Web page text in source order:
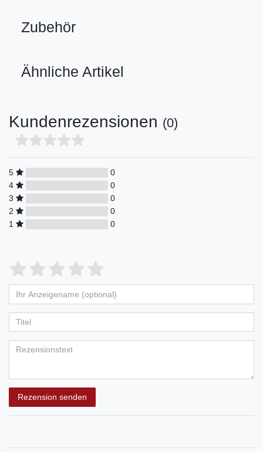
Zubehör
Ähnliche Artikel
Kundenrezensionen (0)
5
0
4
0
3
0
2
0
1
0
Rezension senden